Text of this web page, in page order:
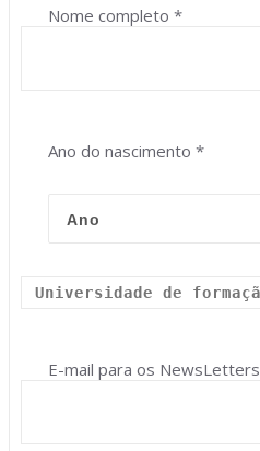
Nome completo *
Ano do nascimento *
E-mail para os NewsLetters